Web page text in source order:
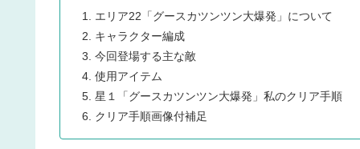
エリア22「グースカツンツン大爆発」について
キャラクター編成
今回登場する主な敵
使用アイテム
星１「グースカツンツン大爆発」私のクリア手順
クリア手順画像付補足